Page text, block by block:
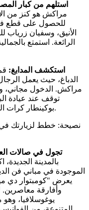
استلهم من كبار
مراكش هو كنز من
للحصول على قطع
الأنيق، وسفيان زرياب
الرائعة. استمتع
استكشف المدابغ:
الدباغ، حيث يعمل
مراكش. الدخول مجاني،
بوكينطار كرات القدم الجلدية، استمرارًا لتقليد عائلي.
نصيحة: خطط لزيارتك في
تجول في صالات
بالمدينة
الموجودة في مباني فن
يعرض "كومبتوار دي
يوغوسلافيا،